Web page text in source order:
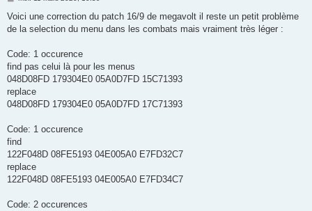
s
a
Voici une correction du patch 16/9 de megavolt il reste un petit problème
de la selection du menu dans les combats mais vraiment très léger :
Code: 1 occurence
find pas celui là pour les menus
048D08FD 179304E0 05A0D7FD 15C71393
replace
048D08FD 179304E0 05A0D7FD 17C71393
Code: 1 occurence
find
122F048D 08FE5193 04E005A0 E7FD32C7
replace
122F048D 08FE5193 04E005A0 E7FD34C7
Code: 2 occurences